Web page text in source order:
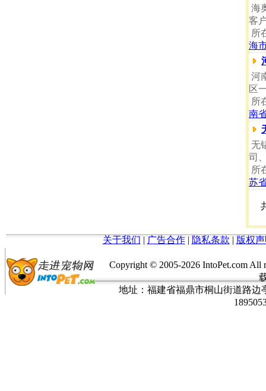
海
客
所
海
河
区
所
南
无
司
所
苏
关于我们 | 广告合作| 隐私条款 | 版权
Copyright © 2005-2026 IntoPet.com
地址：福建省福鼎市桐山街道路边